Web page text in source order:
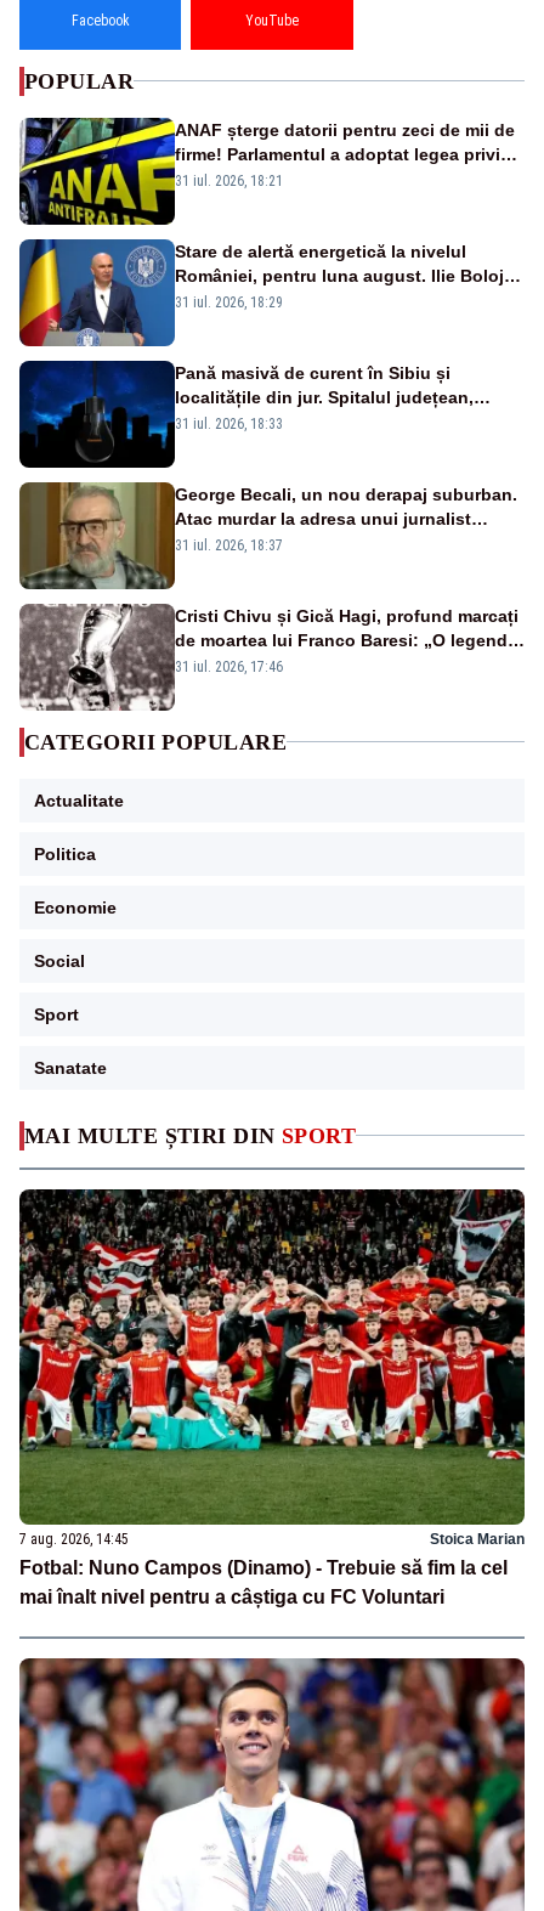
MAI MULTE ȘTIRI DIN SPORT
7 aug. 2026, 14:45 Stoica Marian
Fotbal: Nuno Campos (Dinamo) - Trebuie să fim la cel
mai înalt nivel pentru a câștiga cu FC Voluntari
Facebook YouTube
POPULAR
ANAF șterge datorii pentru zeci de mii de
firme! Parlamentul a adoptat legea privind
amnistia fiscală
31 iul. 2026, 18:21
Stare de alertă energetică la nivelul
României, pentru luna august. Ilie Bolojan
a anunțat importuri și posibile restricții –
31 iul. 2026, 18:29
Pană masivă de curent în Sibiu și
localitățile din jur. Spitalul județean,
semafoarele, rețelele de telefonie, grav
31 iul. 2026, 18:33
George Becali, un nou derapaj suburban.
Atac murdar la adresa unui jurnalist
sportiv – AUDIO
31 iul. 2026, 18:37
Cristi Chivu și Gică Hagi, profund marcați
de moartea lui Franco Baresi: „O legendă
a fotbalului mondial”
31 iul. 2026, 17:46
CATEGORII POPULARE
Actualitate
Politica
Economie
Social
Sport
Sanatate